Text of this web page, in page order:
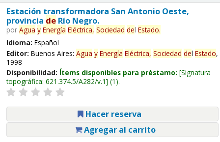
Estación transformadora San Antonio Oeste,
provincia deRío Negro.
por Agua y Energía Eléctrica, Sociedad del Estado.
Idioma: Español
Editor: Buenos Aires: Agua y Energía Eléctrica, Sociedad del Estado,
1998
Disponibilidad: Ítems disponibles para préstamo: Signatura
topográfica: 621.374.5/A282/v.1 (1).
Hacer reserva
Agregar al carrito